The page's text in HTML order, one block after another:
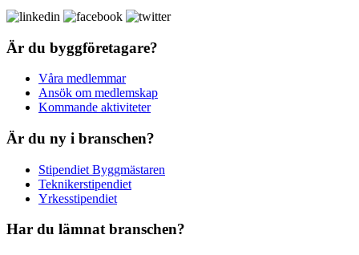
Är du byggföretagare?
Våra medlemmar
Ansök om medlemskap
Kommande aktiviteter
Är du ny i branschen?
Stipendiet Byggmästaren
Teknikerstipendiet
Yrkesstipendiet
Har du lämnat branschen?